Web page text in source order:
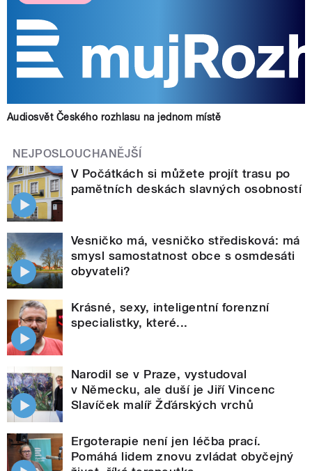
Audiosvět Českého rozhlasu na jednom místě
NEJPOSLOUCHANĚJŠÍ
V Počátkách si můžete projít trasu po
pamětních deskách slavných osobností
Vesničko má, vesničko středisková: má
smysl samostatnost obce s osmdesáti
obyvateli?
Krásné, sexy, inteligentní forenzní
specialistky, které...
Narodil se v Praze, vystudoval
v Německu, ale duší je Jiří Vincenc
Slavíček malíř Žďárských vrchů
Ergoterapie není jen léčba prací.
Pomáhá lidem znovu zvládat obyčejný